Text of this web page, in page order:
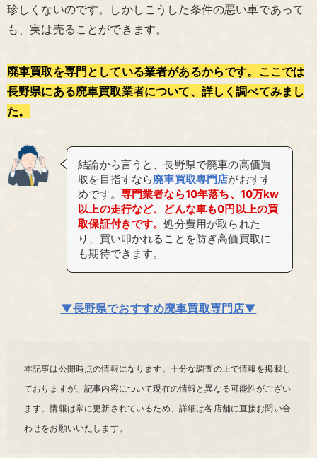
珍しくないのです。しかしこうした条件の悪い車であって
も、実は売ることができます。
廃車買取を専門としている業者があるからです。ここでは
長野県にある廃車買取業者について、詳しく調べてみまし
た。
結論から言うと、長野県で廃車の高価買
取を目指すなら廃車買取専門店がおすす
めです。 専門業者なら10年落ち、10万kw
以上の走行など、どんな車も0円以上の買
取保証付きです。処分費用が取られた
り、買い叩かれることを防ぎ高価買取に
も期待できます。
▼長野県でおすすめ廃車買取専門店▼
本記事は公開時点の情報になります。十分な調査の上で情報を掲載し
ておりますが、記事内容について現在の情報と異なる可能性がござい
ます。情報は常に更新されているため、詳細は各店舗に直接お問い合
わせをお願いいたします。